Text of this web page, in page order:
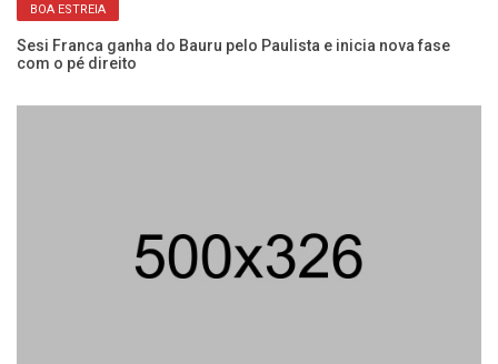
BOA ESTREIA
Sesi Franca ganha do Bauru pelo Paulista e inicia nova fase
com o pé direito